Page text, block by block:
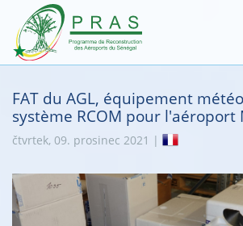
FAT du AGL, équipement
système RCOM pour l'aéroport
čtvrtek, 09. prosinec 2021 |